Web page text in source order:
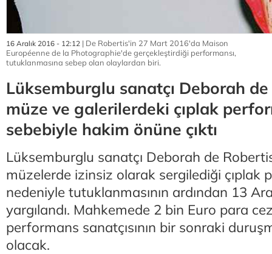
16 Aralık 2016 - 12:12 | De Robertis'in 27 Mart 2016'da Maison
Européenne de la Photographie'de gerçekleştirdiği performansı,
tutuklanmasına sebep olan olaylardan biri.
Lüksemburglu sanatçı Deborah
müze ve galerilerdeki çıplak
sebebiyle hakim önüne çıktı
Lüksemburglu sanatçı Deborah de
müzelerde izinsiz olarak sergilediği çıplak
nedeniyle tutuklanmasının ardından 13
yargılandı. Mahkemede 2 bin Euro para
performans sanatçısının bir sonraki
olacak.